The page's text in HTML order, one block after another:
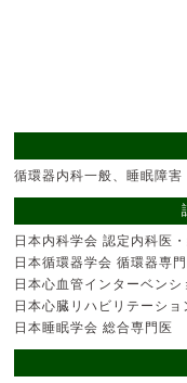
循環器内科一般、睡眠障害
日本内科学会 認定内科医
日本循環器学会 循環器専
日本心血管インターベン
日本心臓リハビリテーシ
日本睡眠学会 総合専門医